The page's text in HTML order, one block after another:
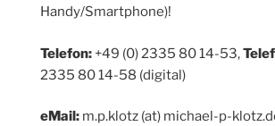
Handy/Smartphone)!
Telefon: +49 (0) 2335 80 14-53,
2335 80 14-58 (digital)
eMail: m.p.klotz (at) michael-p-